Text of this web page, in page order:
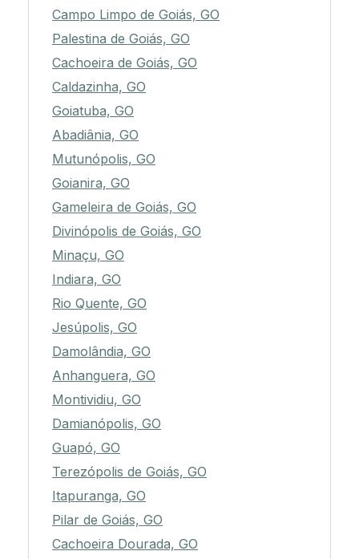
Campo Limpo de Goiás, GO
Palestina de Goiás, GO
Cachoeira de Goiás, GO
Caldazinha, GO
Goiatuba, GO
Abadiânia, GO
Mutunópolis, GO
Goianira, GO
Gameleira de Goiás, GO
Divinópolis de Goiás, GO
Minaçu, GO
Indiara, GO
Rio Quente, GO
Jesúpolis, GO
Damolândia, GO
Anhanguera, GO
Montividiu, GO
Damianópolis, GO
Guapó, GO
Terezópolis de Goiás, GO
Itapuranga, GO
Pilar de Goiás, GO
Cachoeira Dourada, GO